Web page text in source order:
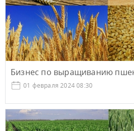
Бизнес по выращиванию
01 февраля 2024 08:30